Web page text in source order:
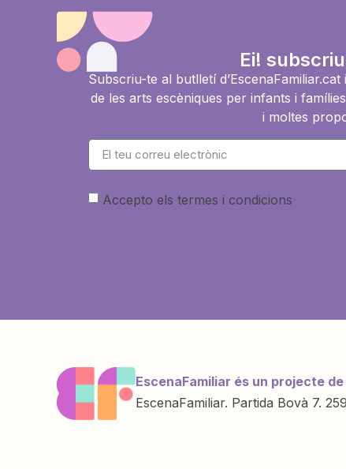
Ei!
Subscriu-te al butlletí
de les arts escèniques per infants i
i moltes
Accepto els termes i condicions
EscenaFamiliar és un projecte
EscenaFamiliar. Partida Bovà 7.